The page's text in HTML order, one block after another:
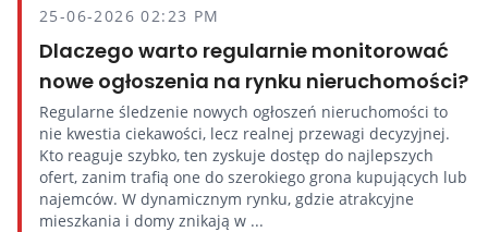
25-06-2026 02:23 PM
Dlaczego warto regularnie monitorować
nowe ogłoszenia na rynku nieruchomości?
Regularne śledzenie nowych ogłoszeń nieruchomości to
nie kwestia ciekawości, lecz realnej przewagi decyzyjnej.
Kto reaguje szybko, ten zyskuje dostęp do najlepszych
ofert, zanim trafią one do szerokiego grona kupujących lub
najemców. W dynamicznym rynku, gdzie atrakcyjne
mieszkania i domy znikają w ...